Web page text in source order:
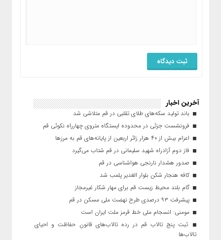
آخرین اخبار
باند تولید سکه‌های طلای تقلبی در قم متلاشی شد
فرونشست جزئی در محدوده ایستگاه متروی چهارراه نکوئی قم
اعزام بیش از ۴۰ هزار زائر اربعین از پایانه‌های قم به مرزها
فاز دوم آزادراه شهید سلیمانی در قم شتاب می‌گیرد
صدور هشدار نارنجی هواشناسی در قم
کافه هنجار شکن بلوار الغدیر پلمب شد
گام بلند محیط زیست قم برای مهار شکار غیرمجاز
پیشرفت ۹۳ درصدی طرح نهضت ملی مسکن در قم
مومنی: انسجام ملی خط قرمز ملت ایران است
ثبت پنج تالاب قم در رده تالاب‌های قانون حفاظت و احیای
تالاب‌ها